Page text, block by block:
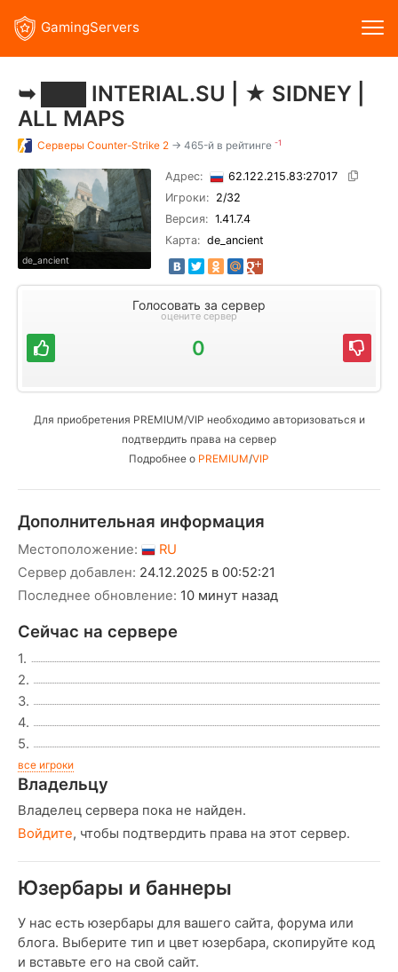
GamingServers
➥ ███ INTERIAL.SU | ★ SIDNEY |
ALL MAPS
Серверы Counter-Strike 2 → 465-й в рейтинге -1
de_ancient
Адрес:
62.122.215.83:27017
Игроки: 2/32
Версия: 1.41.7.4
Карта: de_ancient
Голосовать за сервер
оцените сервер
0
Для приобретения PREMIUM/VIP необходимо авторизоваться и
подтвердить права на сервер
Подробнее о PREMIUM/VIP
Дополнительная информация
Местоположение:
RU
Сервер добавлен: 24.12.2025 в 00:52:21
Последнее обновление: 10 минут назад
Сейчас на сервере
1.
2.
3.
4.
5.
все игроки
Владельцу
Владелец сервера пока не найден.
Войдите, чтобы подтвердить права на этот сервер.
Юзербары и баннеры
У нас есть юзербары для вашего сайта, форума или
блога. Выберите тип и цвет юзербара, скопируйте код
и вставьте его на свой сайт.